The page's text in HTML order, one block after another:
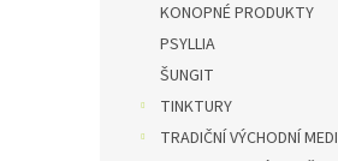
KONOPNÉ PRODUKTY
PSYLLIA
ŠUNGIT
TINKTURY
TRADIČNÍ VÝCHODNÍ